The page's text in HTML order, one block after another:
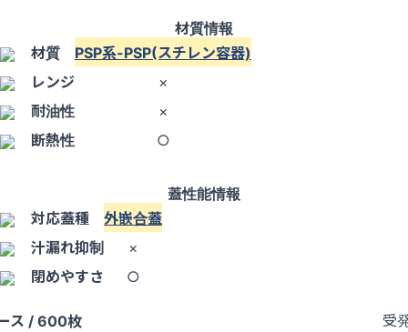
材質情報
材質 PSP系-PSP(スチレン容器)
レンジ
×
耐油性
×
断熱性
○
蓋性能情報
対応蓋種 外嵌合蓋
汁漏れ抑制
×
閉めやすさ
○
ス / 600枚
受